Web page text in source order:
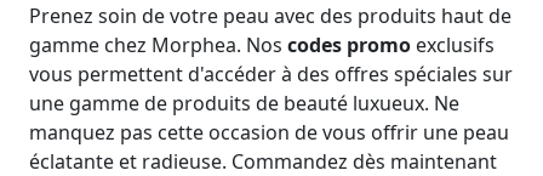
Prenez soin de votre peau avec des produits haut de
gamme chez Morphea. Nos codes promo exclusifs
vous permettent d'accéder à des offres spéciales sur
une gamme de produits de beauté luxueux. Ne
manquez pas cette occasion de vous offrir une peau
éclatante et radieuse. Commandez dès maintenant